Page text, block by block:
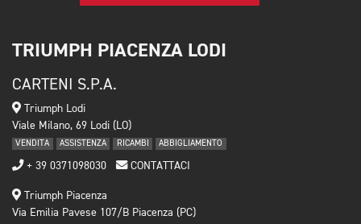
TRIUMPH PIACENZA LODI
CARTENI S.P.A.
Triumph Lodi
Viale Milano, 69 Lodi (LO)
VENDITA ASSISTENZA RICAMBI ABBIGLIAMENTO
+ 39 0371098030 CONTATTACI
Triumph Piacenza
Via Emilia Pavese 107/B Piacenza (PC)